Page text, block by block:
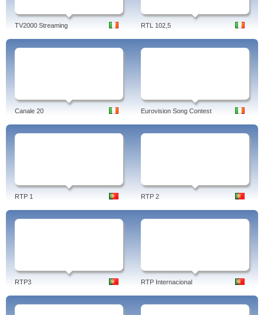
TV2000 Streaming RTL 102,5
Canale 20 Eurovision Song Contest
RTP 1 RTP 2
RTP3 RTP Internacional